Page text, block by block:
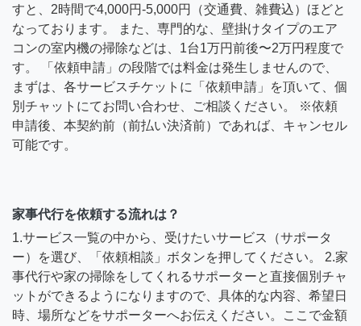
すと、2時間で4,000円-5,000円（交通費、雑費込）ほどと
なっております。 また、専門的な、壁掛けタイプのエア
コンの室内機の掃除などは、1台1万円前後〜2万円程度で
す。 「依頼申請」の段階では料金は発生しませんので、
まずは、各サービスチケットに「依頼申請」を頂いて、個
別チャットにてお問い合わせ、ご相談ください。 ※依頼
申請後、本契約前（前払い決済前）であれば、キャンセル
可能です。
家事代行を依頼する流れは？
1.サービス一覧の中から、受けたいサービス（サポータ
ー）を選び、「依頼相談」ボタンを押してください。 2.家
事代行や家の掃除をしてくれるサポーターと直接個別チャ
ットができるようになりますので、具体的な内容、希望日
時、場所などをサポーターへお伝えください。ここで金額